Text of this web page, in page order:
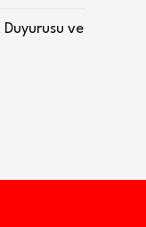
Duyurusu ve